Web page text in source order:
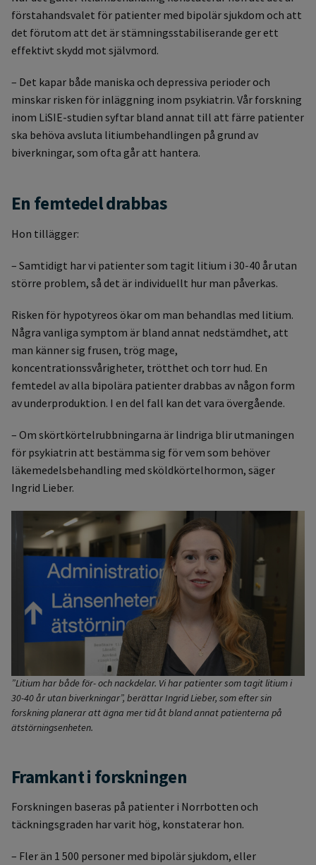
förstahandsvalet för patienter med bipolär sjukdom och att
det förutom att det är stämningsstabiliserande ger ett
effektivt skydd mot självmord.
– Det kapar både maniska och depressiva perioder och
minskar risken för inläggning inom psykiatrin. Vår forskning
inom LiSIE-studien syftar bland annat till att färre patienter
ska behöva avsluta litiumbehandlingen på grund av
biverkningar, som ofta går att hantera.
En femtedel drabbas
Hon tillägger:
– Samtidigt har vi patienter som tagit litium i 30-40 år utan
större problem, så det är individuellt hur man påverkas.
Risken för hypotyreos ökar om man behandlas med litium.
Några vanliga symptom är bland annat nedstämdhet, att
man känner sig frusen, trög mage,
koncentrationssvårigheter, trötthet och torr hud. En
femtedel av alla bipolära patienter drabbas av någon form
av underproduktion. I en del fall kan det vara övergående.
– Om skörtkörtelrubbningarna är lindriga blir utmaningen
för psykiatrin att bestämma sig för vem som behöver
läkemedelsbehandling med sköldkörtelhormon, säger
Ingrid Lieber.
”Litium har både för- och nackdelar. Vi har patienter som tagit litium i
30-40 år utan biverkningar”, berättar Ingrid Lieber, som efter sin
forskning planerar att ägna mer tid åt bland annat patienterna på
ätstörningsenheten.
Framkant i forskningen
Forskningen baseras på patienter i Norrbotten och
täckningsgraden har varit hög, konstaterar hon.
– Fler än 1 500 personer med bipolär sjukdom, eller